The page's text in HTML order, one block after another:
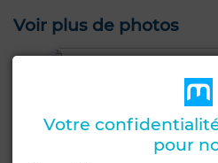
Voir plus de photos
Votre
pour